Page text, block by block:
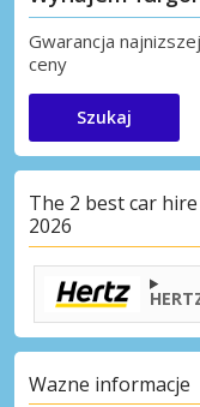
Gwarancja najnizszej
ceny
Szukaj
The 2 best car
2026
Wazne informacje